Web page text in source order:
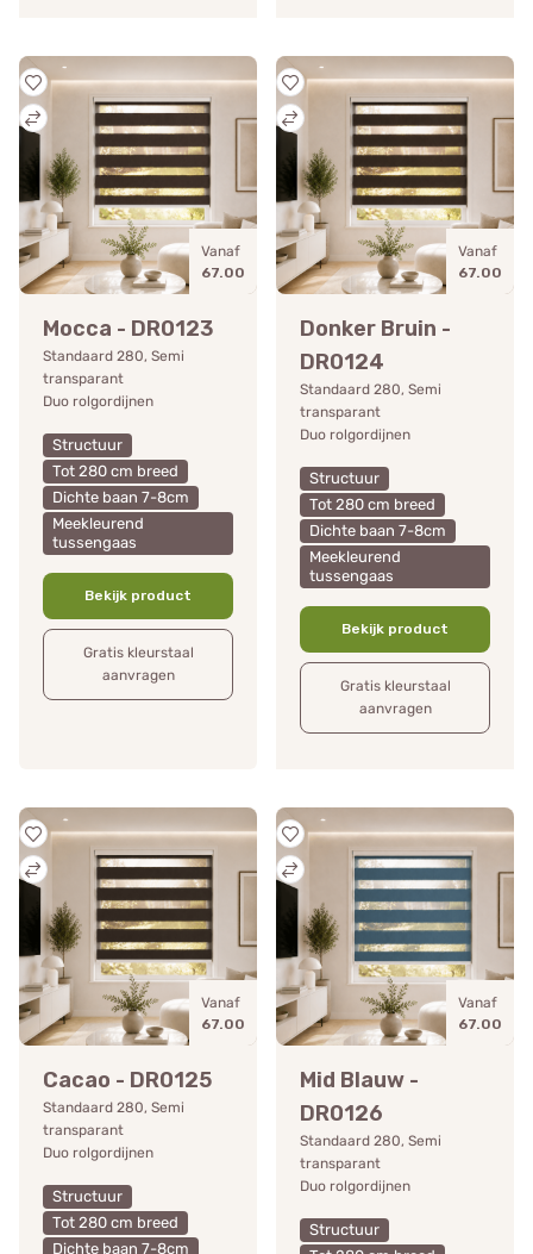
Vanaf
67.00
Mocca - DR0123
Standaard 280, Semi
transparant
Duo rolgordijnen
Structuur
Tot 280 cm breed
Dichte baan 7-8cm
Meekleurend
tussengaas
Bekijk product
Gratis kleurstaal
aanvragen
Vanaf
67.00
Donker Bruin -
DR0124
Standaard 280, Semi
transparant
Duo rolgordijnen
Structuur
Tot 280 cm breed
Dichte baan 7-8cm
Meekleurend
tussengaas
Bekijk product
Gratis kleurstaal
aanvragen
Vanaf
67.00
Cacao - DR0125
Standaard 280, Semi
transparant
Duo rolgordijnen
Structuur
Tot 280 cm breed
Dichte baan 7-8cm
Vanaf
67.00
Mid Blauw -
DR0126
Standaard 280, Semi
transparant
Duo rolgordijnen
Structuur